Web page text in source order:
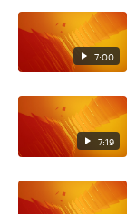
7:00
7:19